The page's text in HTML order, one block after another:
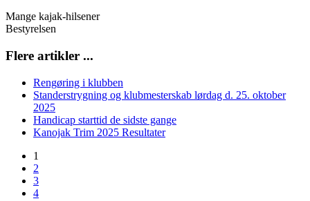
Mange kajak-hilsener
Bestyrelsen
Flere artikler ...
Rengøring i klubben
Standerstrygning og klubmesterskab lørdag d. 25. oktober
2025
Handicap starttid de sidste gange
Kanojak Trim 2025 Resultater
1
2
3
4